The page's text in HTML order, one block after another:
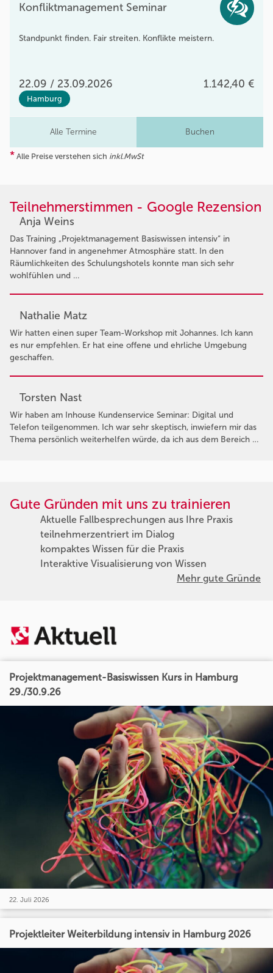
Konfliktmanagement Seminar
Standpunkt finden. Fair streiten. Konflikte meistern.
22.09 / 23.09.2026 1.142,40 €
Hamburg
Alle Termine Buchen
* Alle Preise verstehen sich inkl.MwSt
Teilnehmerstimmen - Google Rezension
Anja Weins
Das Training „Projektmanagement Basiswissen intensiv“ in
Hannover fand in angenehmer Atmosphäre statt. In den
Räumlichkeiten des Schulungshotels konnte man sich sehr
wohlfühlen und …
Nathalie Matz
Wir hatten einen super Team-Workshop mit Johannes. Ich kann
es nur empfehlen. Er hat eine offene und ehrliche Umgebung
geschaffen.
Torsten Nast
Wir haben am Inhouse Kundenservice Seminar: Digital und
Telefon teilgenommen. Ich war sehr skeptisch, inwiefern mir das
Thema persönlich weiterhelfen würde, da ich aus dem Bereich …
Gute Gründen mit uns zu trainieren
Aktuelle Fallbesprechungen aus Ihre Praxis
teilnehmerzentriert im Dialog
kompaktes Wissen für die Praxis
Interaktive Visualisierung von Wissen
Mehr gute Gründe
Projektmanagement-Basiswissen Kurs in Hamburg
29./30.9.26
22. Juli 2026
Projektleiter Weiterbildung intensiv in Hamburg 2026